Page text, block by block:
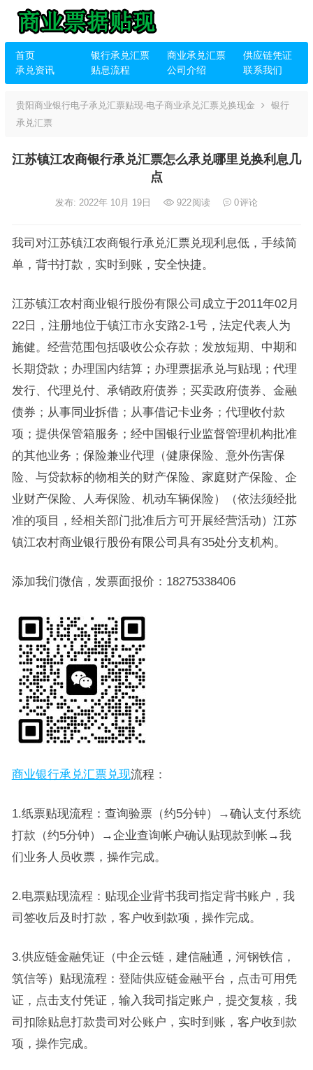
首页 银行承兑汇票 商业承兑汇票
供应链凭证
承兑资讯
贴息流程 公司介绍 联系我们
贵阳商业银行电子承兑汇票贴现-电子商业承兑汇票兑换现金
银行
承兑汇票
江苏镇江农商银行承兑汇票怎么承兑哪里兑换利息几
点
发布: 2022年 10月 19日 922阅读 0评论
我司对江苏镇江农商银行承兑汇票兑现利息低，手续简
单，背书打款，实时到账，安全快捷。
江苏镇江农村商业银行股份有限公司成立于2011年02月
22日，注册地位于镇江市永安路2-1号，法定代表人为
施健。经营范围包括吸收公众存款；发放短期、中期和
长期贷款；办理国内结算；办理票据承兑与贴现；代理
发行、代理兑付、承销政府债券；买卖政府债券、金融
债券；从事同业拆借；从事借记卡业务；代理收付款
项；提供保管箱服务；经中国银行业监督管理机构批准
的其他业务；保险兼业代理（健康保险、意外伤害保
险、与贷款标的物相关的财产保险、家庭财产保险、企
业财产保险、人寿保险、机动车辆保险）（依法须经批
准的项目，经相关部门批准后方可开展经营活动）江苏
镇江农村商业银行股份有限公司具有35处分支机构。
添加我们微信，发票面报价：18275338406
商业银行承兑汇票兑现流程：
1.纸票贴现流程：查询验票（约5分钟）→确认支付系统
打款（约5分钟）→企业查询帐户确认贴现款到帐→我
们业务人员收票，操作完成。
2.电票贴现流程：贴现企业背书我司指定背书账户，我
司签收后及时打款，客户收到款项，操作完成。
3.供应链金融凭证（中企云链，建信融通，河钢铁信，
筑信等）贴现流程：登陆供应链金融平台，点击可用凭
证，点击支付凭证，输入我司指定账户，提交复核，我
司扣除贴息打款贵司对公账户，实时到账，客户收到款
项，操作完成。